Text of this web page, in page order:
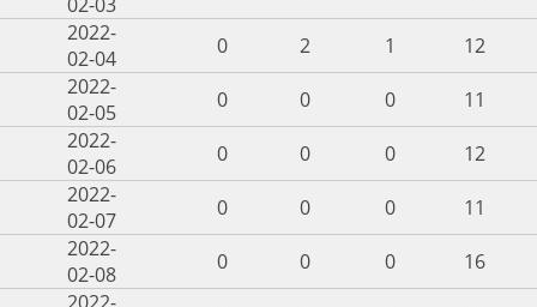
2022-
02-04
0 2 1
12
2022-
02-05
0 0 0
11
2022-
02-06
0 0 0
12
2022-
02-07
0 0 0
11
2022-
02-08
0 0 0
16
2022-